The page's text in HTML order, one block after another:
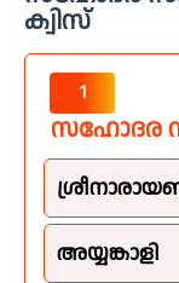
ക്വിസ്
1
സഹോദര
അയ്യങ്കാളി